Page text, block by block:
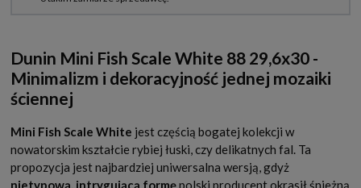
Dunin Mini Fish Scale White 88 29,6x30 -
Minimalizm i dekoracyjność jednej mozaiki
ściennej
Mini Fish Scale White jest częścią bogatej kolekcji w
nowatorskim kształcie rybiej łuski, czy delikatnych fal. Ta
propozycja jest najbardziej uniwersalna wersją, gdyż
nietypową, intrygującą formępolski producent okrasił śnieżną